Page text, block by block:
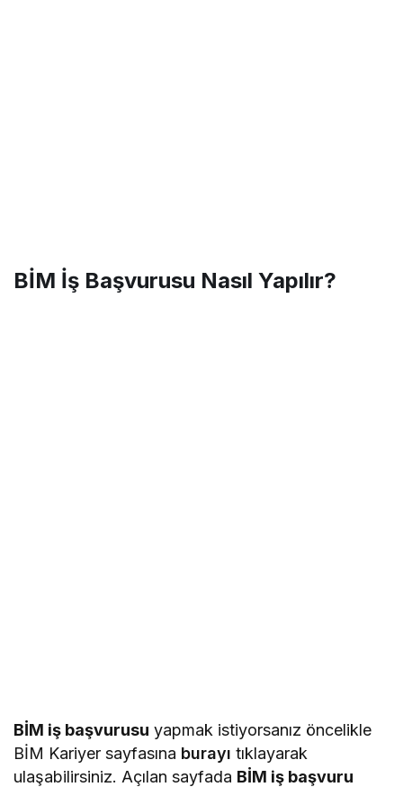
BİM İş Başvurusu Nasıl Yapılır?
BİM iş başvurusu yapmak istiyorsanız öncelikle
BİM Kariyer sayfasına burayı tıklayarak
ulaşabilirsiniz. Açılan sayfada BİM iş başvuru